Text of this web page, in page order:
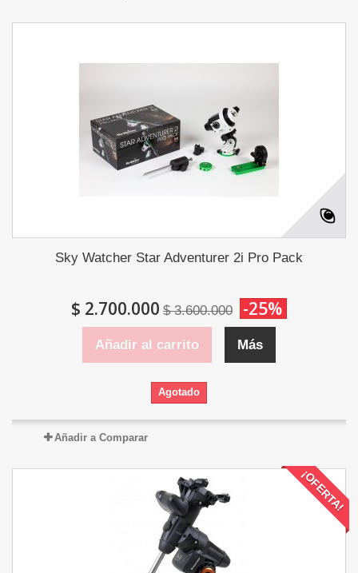
Sky Watcher Star Adventurer 2i Pro Pack
$ 2.700.000 $ 3.600.000 -25%
Añadir al carrito Más
Agotado
Añadir a Comparar
¡OFERTA!